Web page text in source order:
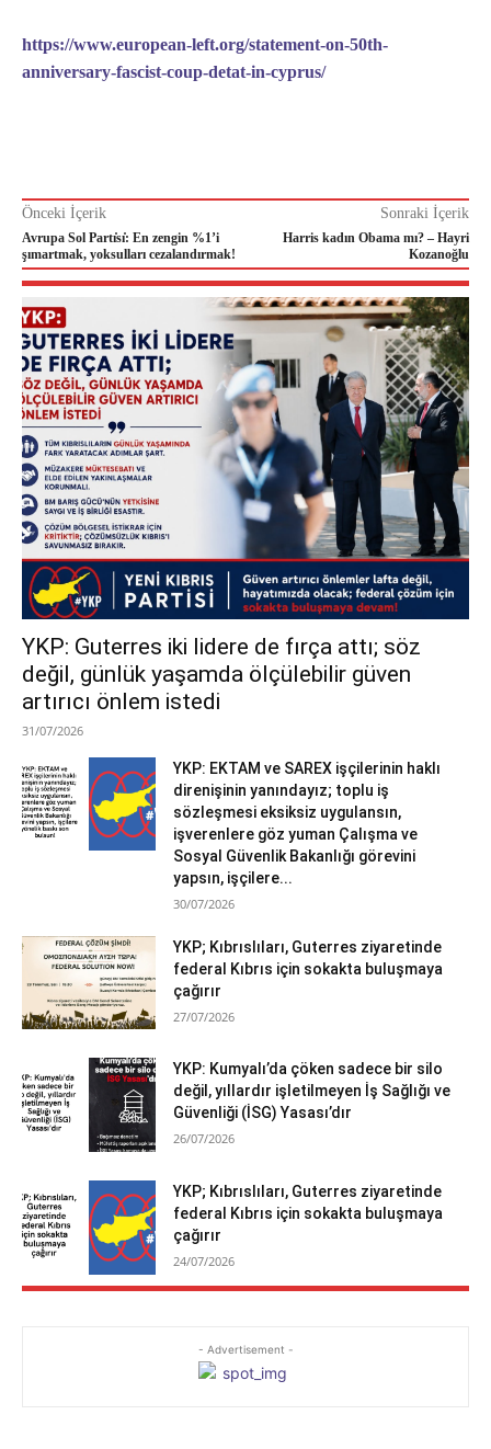
https://www.european-left.org/statement-on-50th-
anniversary-fascist-coup-detat-in-cyprus/
Önceki İçerik
Avrupa Sol Partı̇sı̇: En zengin %1’i
şımartmak, yoksulları cezalandırmak!
Sonraki İçerik
Harris kadın Obama mı? – Hayri
Kozanoğlu
YKP: Guterres iki lidere de fırça attı; söz
değil, günlük yaşamda ölçülebilir güven
artırıcı önlem istedi
31/07/2026
YKP: EKTAM ve SAREX işçilerinin haklı
direnişinin yanındayız; toplu iş
sözleşmesi eksiksiz uygulansın,
işverenlere göz yuman Çalışma ve
Sosyal Güvenlik Bakanlığı görevini
yapsın, işçilere...
30/07/2026
YKP; Kıbrıslıları, Guterres ziyaretinde
federal Kıbrıs için sokakta buluşmaya
çağırır
27/07/2026
YKP: Kumyalı’da çöken sadece bir silo
değil, yıllardır işletilmeyen İş Sağlığı ve
Güvenliği (İSG) Yasası’dır
26/07/2026
YKP; Kıbrıslıları, Guterres ziyaretinde
federal Kıbrıs için sokakta buluşmaya
çağırır
24/07/2026
- Advertisement -